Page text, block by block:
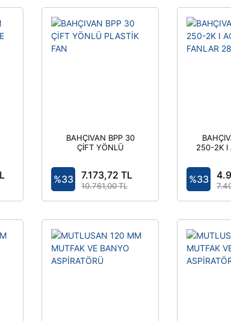
BAHÇIVAN BPP 30
ÇİFT YÖNLÜ
%33 7.173,72 TL
10.761,00 TL
250-2K I
%33